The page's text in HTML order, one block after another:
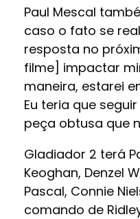
Paul Mescal
caso o fato se
resposta no
filme] impactar
maneira, estarei
Eu teria que
peça obtusa que
Gladiador 2 terá
Keoghan, Denzel
Pascal, Connie
comando de